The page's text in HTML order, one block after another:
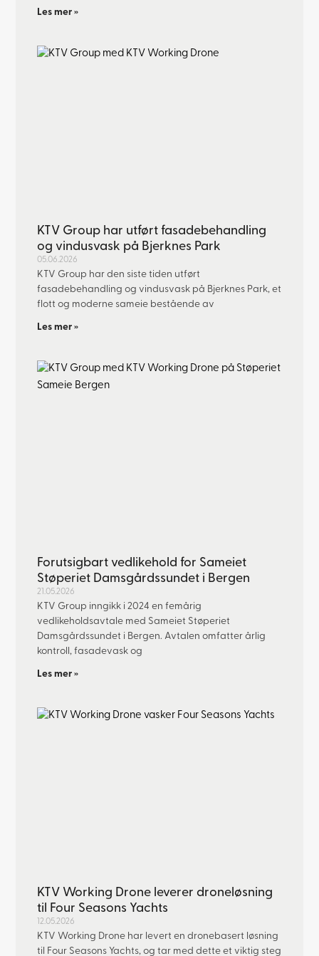
Les mer »
KTV Group har utført fasadebehandling
og vindusvask på Bjerknes Park
05.06.2026
KTV Group har den siste tiden utført
fasadebehandling og vindusvask på Bjerknes Park, et
flott og moderne sameie bestående av
Les mer »
Forutsigbart vedlikehold for Sameiet
Støperiet Damsgårdssundet i Bergen
21.05.2026
KTV Group inngikk i 2024 en femårig
vedlikeholdsavtale med Sameiet Støperiet
Damsgårdssundet i Bergen. Avtalen omfatter årlig
kontroll, fasadevask og
Les mer »
KTV Working Drone leverer droneløsning
til Four Seasons Yachts
12.05.2026
KTV Working Drone har levert en dronebasert løsning
til Four Seasons Yachts, og tar med dette et viktig steg